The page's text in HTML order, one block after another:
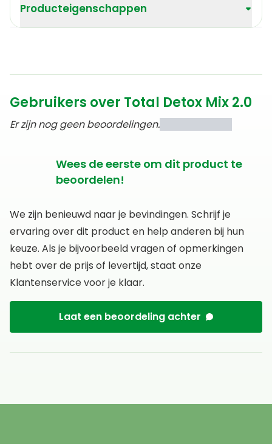
Producteigenschappen
Gebruikers over Total Detox Mix 2.0
Er zijn nog geen beoordelingen.
Wees de eerste om dit product te
beoordelen!
We zijn benieuwd naar je bevindingen. Schrijf je
ervaring over dit product en help anderen bij hun
keuze. Als je bijvoorbeeld vragen of opmerkingen
hebt over de prijs of levertijd, staat onze
Klantenservice voor je klaar.
Laat een beoordeling achter